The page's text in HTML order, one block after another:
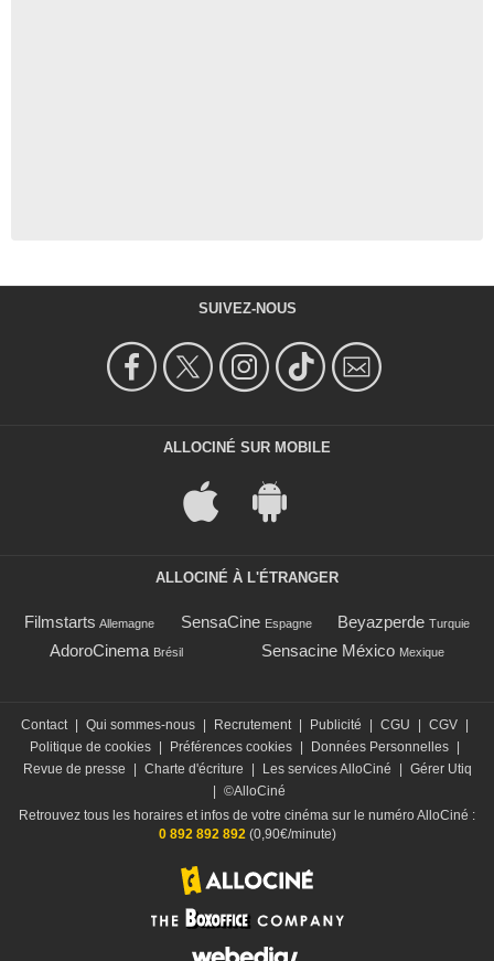
SUIVEZ-NOUS
ALLOCINÉ SUR MOBILE
ALLOCINÉ À L'ÉTRANGER
Filmstarts Allemagne SensaCine Espagne Beyazperde Turquie
AdoroCinema Brésil Sensacine México Mexique
Contact Qui sommes-nous Recrutement Publicité CGU CGV
Politique de cookies
Préférences cookies Données Personnelles
Revue de presse
Charte d'écriture Les services AlloCiné
Gérer Utiq
©AlloCiné
Retrouvez tous les horaires et infos de votre cinéma sur le numéro AlloCiné :
0 892 892 892(0,90€/minute)